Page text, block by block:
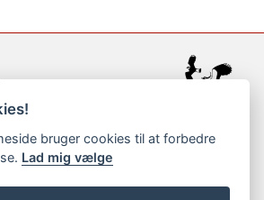
2023
bruger cookies til at forbedre
Lad mig vælge